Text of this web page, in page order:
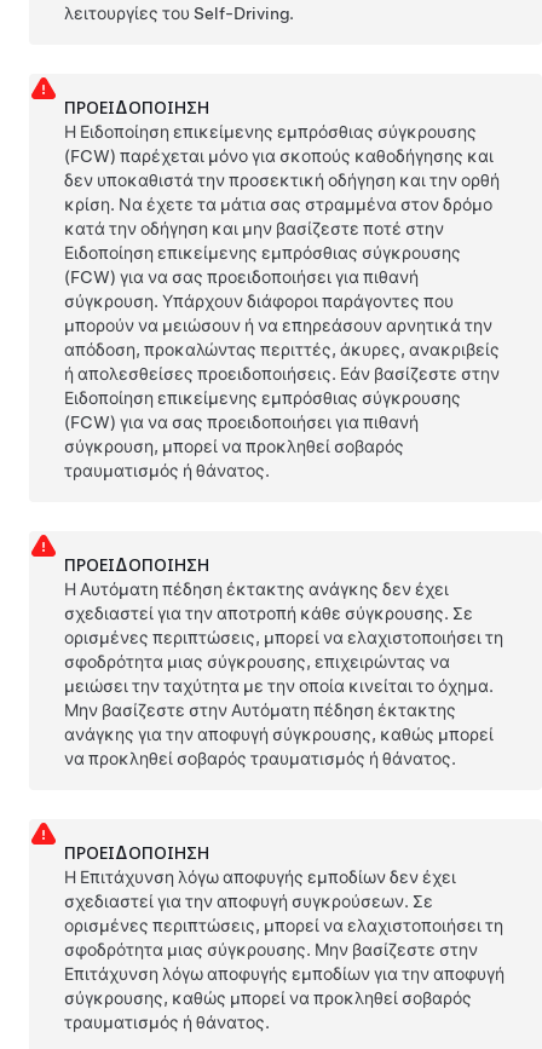
λειτουργίες τουSelf-Driving.
ΠΡΟΕΙΔΟΠΟΊΗΣΗ
Η Ειδοποίηση επικείμενης εμπρόσθιας σύγκρουσης
(FCW) παρέχεται μόνο για σκοπούς καθοδήγησης και
δεν υποκαθιστά την προσεκτική οδήγηση και την ορθή
κρίση. Να έχετε τα μάτια σας στραμμένα στον δρόμο
κατά την οδήγηση και μην βασίζεστε ποτέ στην
Ειδοποίηση επικείμενης εμπρόσθιας σύγκρουσης
(FCW) για να σας προειδοποιήσει για πιθανή
σύγκρουση. Υπάρχουν διάφοροι παράγοντες που
μπορούν να μειώσουν ή να επηρεάσουν αρνητικά την
απόδοση, προκαλώντας περιττές, άκυρες, ανακριβείς
ή απολεσθείσες προειδοποιήσεις. Εάν βασίζεστε στην
Ειδοποίηση επικείμενης εμπρόσθιας σύγκρουσης
(FCW) για να σας προειδοποιήσει για πιθανή
σύγκρουση, μπορεί να προκληθεί σοβαρός
τραυματισμός ή θάνατος.
ΠΡΟΕΙΔΟΠΟΊΗΣΗ
Η Αυτόματη πέδηση έκτακτης ανάγκης δεν έχει
σχεδιαστεί για την αποτροπή κάθε σύγκρουσης. Σε
ορισμένες περιπτώσεις, μπορεί να ελαχιστοποιήσει τη
σφοδρότητα μιας σύγκρουσης, επιχειρώντας να
μειώσει την ταχύτητα με την οποία κινείται το όχημα.
Μην βασίζεστε στην Αυτόματη πέδηση έκτακτης
ανάγκης για την αποφυγή σύγκρουσης, καθώς μπορεί
να προκληθεί σοβαρός τραυματισμός ή θάνατος.
ΠΡΟΕΙΔΟΠΟΊΗΣΗ
Η Επιτάχυνση λόγω αποφυγής εμποδίων δεν έχει
σχεδιαστεί για την αποφυγή συγκρούσεων. Σε
ορισμένες περιπτώσεις, μπορεί να ελαχιστοποιήσει τη
σφοδρότητα μιας σύγκρουσης. Μην βασίζεστε στην
Επιτάχυνση λόγω αποφυγής εμποδίων για την αποφυγή
σύγκρουσης, καθώς μπορεί να προκληθεί σοβαρός
τραυματισμός ή θάνατος.